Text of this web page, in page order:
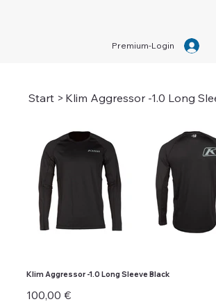
Premium-Login
Start > Klim Aggressor -1.0 Long
Klim Aggressor -1.0 Long Sleeve Black
Preis
100,00 €